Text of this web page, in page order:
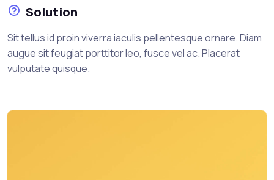
Solution
Sit tellus id proin viverra iaculis pellentesque ornare. Diam
augue sit feugiat porttitor leo, fusce vel ac. Placerat
vulputate quisque.